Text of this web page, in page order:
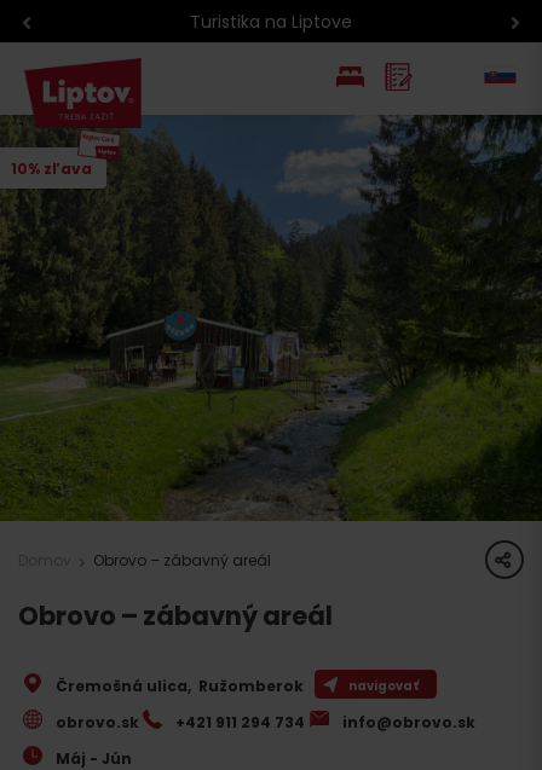
Atrakcie na Liptove podľa veku detí
EN
10% zľava
Obrovo – zábavný areál share
Obrovo – zábavný areál
Čremošná ulica, Ružomberok navigovať
obrovo.sk +421 911 294 734
info@obrovo.sk
Máj - Jún